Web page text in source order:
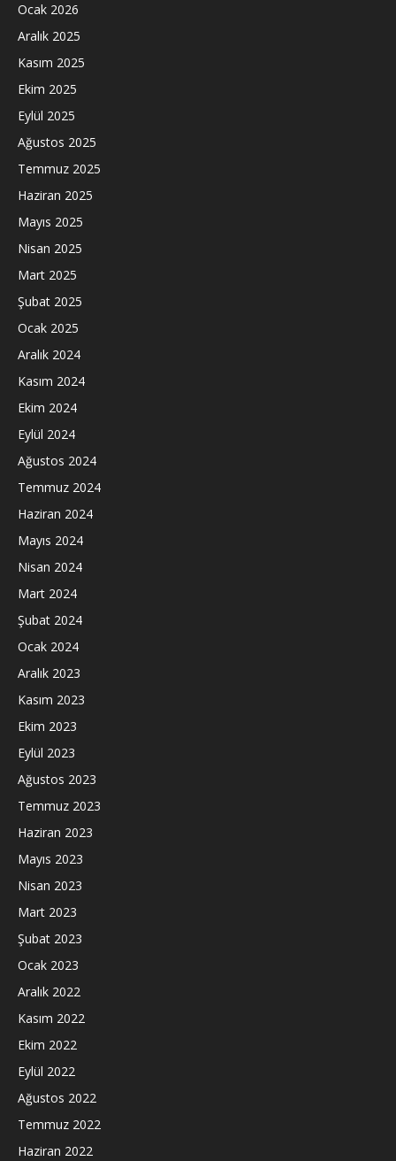
Ocak 2026
Aralık 2025
Kasım 2025
Ekim 2025
Eylül 2025
Ağustos 2025
Temmuz 2025
Haziran 2025
Mayıs 2025
Nisan 2025
Mart 2025
Şubat 2025
Ocak 2025
Aralık 2024
Kasım 2024
Ekim 2024
Eylül 2024
Ağustos 2024
Temmuz 2024
Haziran 2024
Mayıs 2024
Nisan 2024
Mart 2024
Şubat 2024
Ocak 2024
Aralık 2023
Kasım 2023
Ekim 2023
Eylül 2023
Ağustos 2023
Temmuz 2023
Haziran 2023
Mayıs 2023
Nisan 2023
Mart 2023
Şubat 2023
Ocak 2023
Aralık 2022
Kasım 2022
Ekim 2022
Eylül 2022
Ağustos 2022
Temmuz 2022
Haziran 2022